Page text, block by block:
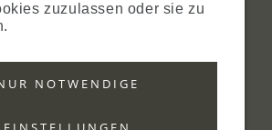
zuzulassen oder sie zu
NOTWENDIGE